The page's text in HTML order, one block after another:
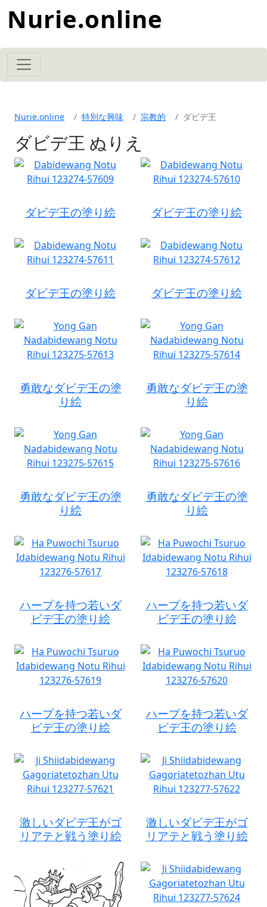
Nurie.online
Nurie.online 特別な興味 宗教的 ダビデ王
ダビデ王 ぬりえ
ダビデ王の塗り絵 ダビデ王の塗り絵
ダビデ王の塗り絵 ダビデ王の塗り絵
勇敢なダビデ王の塗
り絵
勇敢なダビデ王の塗
り絵
勇敢なダビデ王の塗
り絵
勇敢なダビデ王の塗
り絵
ハープを持つ若いダ
ビデ王の塗り絵
ハープを持つ若いダ
ビデ王の塗り絵
ハープを持つ若いダ
ビデ王の塗り絵
ハープを持つ若いダ
ビデ王の塗り絵
激しいダビデ王がゴ
リアテと戦う塗り絵
激しいダビデ王がゴ
リアテと戦う塗り絵